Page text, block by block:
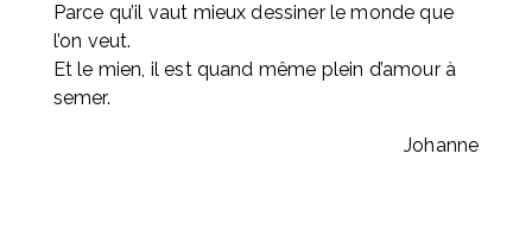
Parce qu’il vaut mieux dessiner le monde que
l’on veut.
Et le mien, il est quand même plein d’amour à
semer.
Johanne